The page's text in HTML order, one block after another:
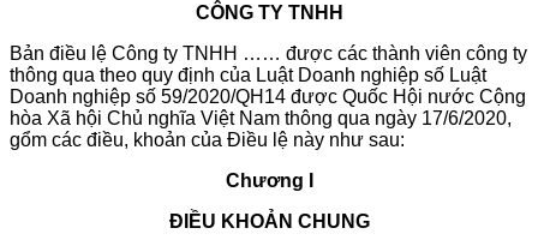
CÔNG TY TNHH
Bản điều lệ Công ty TNHH …… được các thành viên công ty
thông qua theo quy định của Luật Doanh nghiệp số Luật
Doanh nghiệp số 59/2020/QH14 được Quốc Hội nước Cộng
hòa Xã hội Chủ nghĩa Việt Nam thông qua ngày 17/6/2020,
gổm các điều, khoản của Điều lệ này như sau:
Chương I
ĐIỀU KHOẢN CHUNG